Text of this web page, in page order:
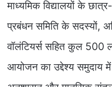
माध्यमिक विद्यालयों के
प्रबंधन समिति के सदस्यों,
वॉलंटियर्स सहित कुल 500
आयोजन का उद्देश्य समुदाय